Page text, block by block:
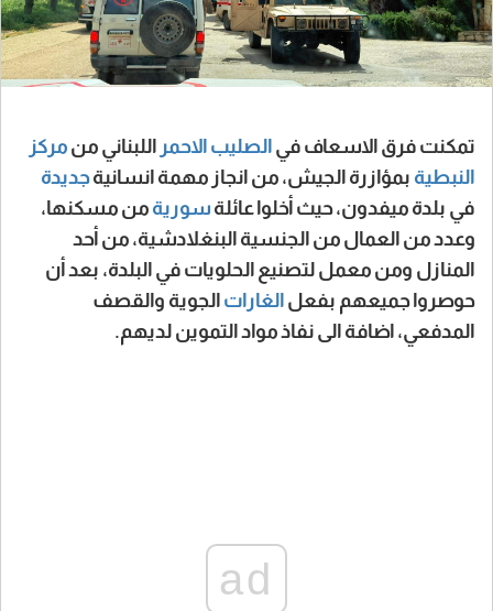
تمكنت فرق الاسعاف في الصليب الاحمر اللبناني من مركز
النبطية بمؤازرة الجيش، من انجاز مهمة انسانيةجديدة
في بلدة ميفدون، حيث أخلوا عائلة سورية من مسكنها،
وعدد من العمال من الجنسية البنغلادشية، من أحد
المنازل ومن معمل لتصنيع الحلويات في البلدة، بعد أن
حوصروا جميعهم بفعل الغارات الجوية والقصف
المدفعي، اضافة الى نفاذ مواد التموين لديهم.
ad